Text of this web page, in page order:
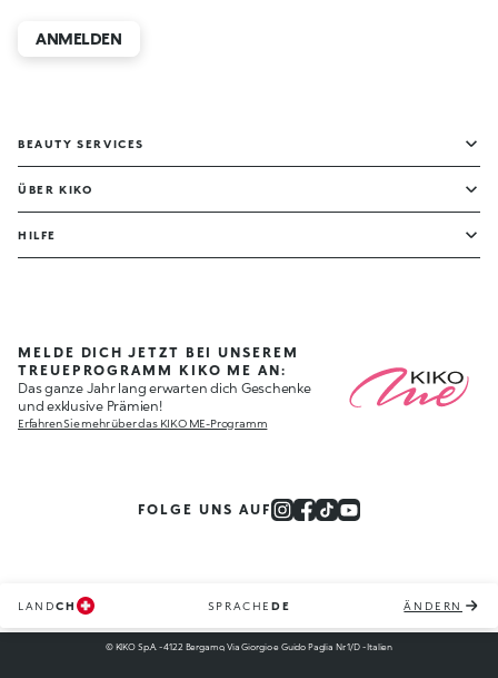
ANMELDEN
BEAUTY SERVICES
ÜBER KIKO
HILFE
MELDE DICH JETZT BEI UNSEREM
TREUEPROGRAMM KIKO ME AN:
Das ganze Jahr lang erwarten dich Geschenke
und exklusive Prämien!
Erfahren Sie mehr über das KIKO ME-Programm
FOLGE UNS AUF
LANDCH SPRACHE DE ÄNDERN
© KIKO S.p.A. - 4122 Bergamo, Via Giorgio e Guido Paglia Nr. 1/D - Italien